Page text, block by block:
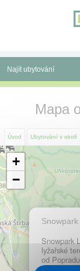
Najít ubytování
Autobusové zájezdy
Skupiny a konference
Před cestou
Atrakce
O nás
Kontakt
Mapa
Úvod Ubytování v okolí
Snowpark
lyžařské
od
+
−